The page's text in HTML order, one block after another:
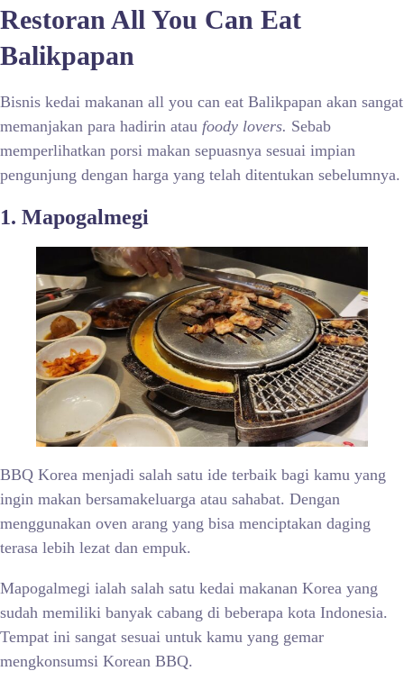
Restoran All You Can Eat
Balikpapan
Bisnis kedai makanan all you can eat Balikpapan akan sangat
memanjakan para hadirin atau foody lovers. Sebab
memperlihatkan porsi makan sepuasnya sesuai impian
pengunjung dengan harga yang telah ditentukan sebelumnya.
1. Mapogalmegi
BBQ Korea menjadi salah satu ide terbaik bagi kamu yang
ingin makan bersamakeluarga atau sahabat. Dengan
menggunakan oven arang yang bisa menciptakan daging
terasa lebih lezat dan empuk.
Mapogalmegi ialah salah satu kedai makanan Korea yang
sudah memiliki banyak cabang di beberapa kota Indonesia.
Tempat ini sangat sesuai untuk kamu yang gemar
mengkonsumsi Korean BBQ.